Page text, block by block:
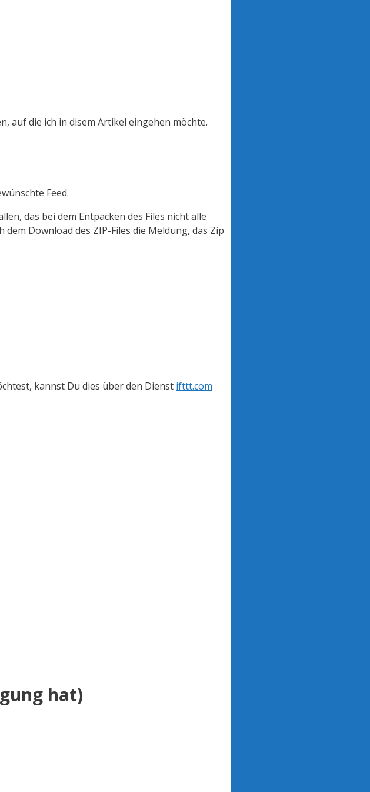
auf die ich in disem Artikel eingehen möchte.
Feed.
das bei dem Entpacken des Files nicht alle
dem Download des ZIP-Files die Meldung, das Zip
kannst Du dies über den Dienst ifttt.com
hat)